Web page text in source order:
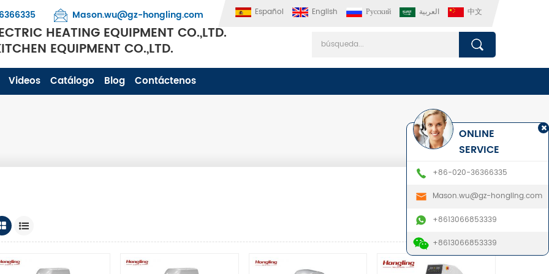
Español English Русский العربية 中文
Mason.wu@gz-hongling.com
HEATING EQUIPMENT CO.,LTD.
EQUIPMENT CO.,LTD.
Videos Catálogo Blog Contáctenos
ONLINE
SERVICE
+86-020-36366335
Mason.wu@gz-hongling.com
+8613066853339
+8613066853339